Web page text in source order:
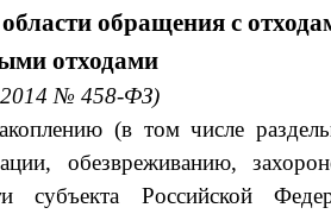
обращения с
отходами
№ 458-ФЗ)
(в том числе
обезвреживанию,
субъекта Российской